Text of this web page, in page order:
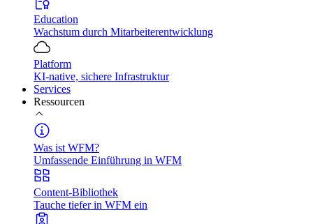
Education
Wachstum durch Mitarbeiterentwicklung
Platform
KI-native, sichere Infrastruktur
Services
Ressourcen
Was ist WFM?
Umfassende Einführung in WFM
Content-Bibliothek
Tauche tiefer in WFM ein